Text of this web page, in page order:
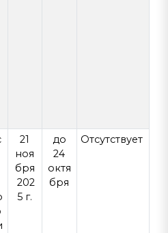
21
ноя
бря
202
5 г.
до
24
октя
бря
Отсутствует